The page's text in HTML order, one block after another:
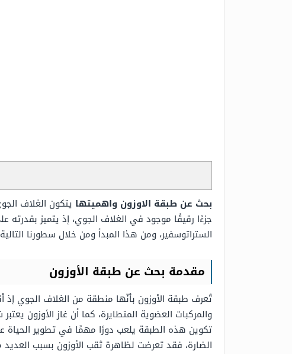
بحث عن طبقة الاوزون واهميتها يتكون الغلاف
جزءًا رقيقًا موجود في الغلاف الجوي، إذ يتميز
الستراتوسفير، ومن هذا المبدأ ومن خلال سطورنا
مقدمة بحث عن طبقة الأوزون
تُعرف طبقة الأوزون بأنّها منطقة من الغلاف الجوي إذ
والمركبات العضوية المتطايرة، كما أن غاز الأوزون
تكوين هذه الطبقة يلعب دورًا مهمًا في تطوير الحياة
الضارة، فقد تعرضت لظاهرة ثقب الأوزون بسبب العديد